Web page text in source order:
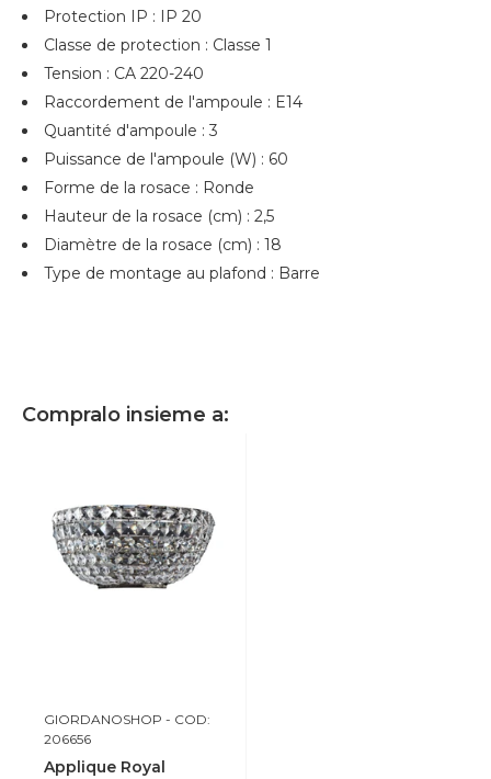
Protection IP : IP 20
Classe de protection : Classe 1
Tension : CA 220-240
Raccordement de l'ampoule : E14
Quantité d'ampoule : 3
Puissance de l'ampoule (W) : 60
Forme de la rosace : Ronde
Hauteur de la rosace (cm) : 2,5
Diamètre de la rosace (cm) : 18
Type de montage au plafond : Barre
Compralo insieme a:
GIORDANOSHOP - COD:
206656
Applique Royal